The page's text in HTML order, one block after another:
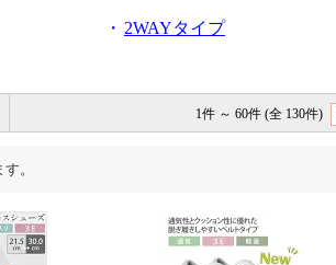
・ 2WAYタイプ
1件 ～ 60件 (全 130件)
。